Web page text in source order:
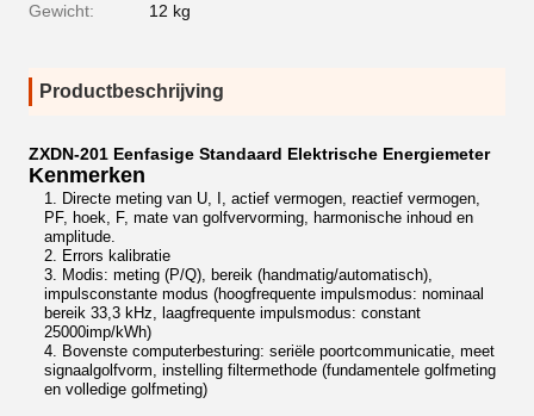
Gewicht: 12 kg
Productbeschrijving
ZXDN-201 Eenfasige Standaard Elektrische Energiemeter
Kenmerken
1. Directe meting van U,
, actief vermogen, reactief vermogen,
PF, hoek, F, mate van golfvervorming, harmonische inhoud en
amplitude.
2. Errors kalibratie
3. Modis:meting (P/Q), bereik (handmatig/automatisch),
impulsconstante modus (hoogfrequente impulsmodus: nominaal
bereik 33,3 kHz, laagfrequente impulsmodus: constant
25000imp/kWh)
4. Bovenste computerbesturing: seriële poortcommunicatie, meet
signaalgolfvorm, instelling filtermethode (fundamentele golfmeting
en volledige golfmeting)